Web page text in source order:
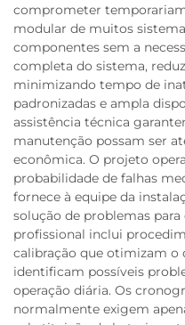
comprometer
modular de muitos
componentes sem a
completa do sistema,
minimizando tempo de
padronizadas e ampla
assistência técnica
manutenção possam ser
econômica. O projeto
probabilidade de falhas
fornece à equipe da
solução de problemas
profissional inclui
calibração que otimizam o
identificam possíveis
operação diária. Os
normalmente exigem